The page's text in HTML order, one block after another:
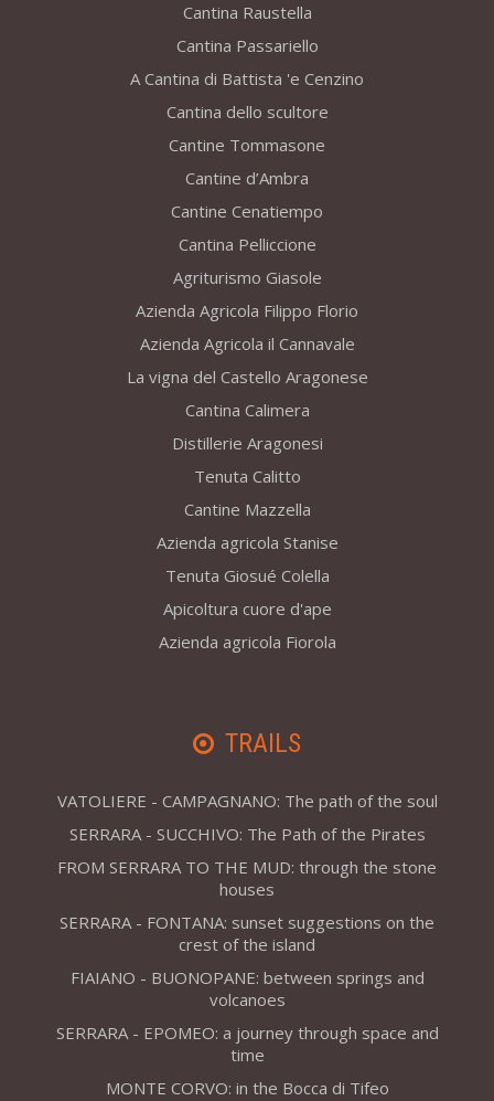
Cantina Raustella
Cantina Passariello
A Cantina di Battista 'e Cenzino
Cantina dello scultore
Cantine Tommasone
Cantine d’Ambra
Cantine Cenatiempo
Cantina Pelliccione
Agriturismo Giasole
Azienda Agricola Filippo Florio
Azienda Agricola il Cannavale
La vigna del Castello Aragonese
Cantina Calimera
Distillerie Aragonesi
Tenuta Calitto
Cantine Mazzella
Azienda agricola Stanise
Tenuta Giosué Colella
Apicoltura cuore d'ape
Azienda agricola Fiorola
TRAILS
VATOLIERE - CAMPAGNANO: The path of the soul
SERRARA - SUCCHIVO: The Path of the Pirates
FROM SERRARA TO THE MUD: through the stone
houses
SERRARA - FONTANA: sunset suggestions on the
crest of the island
FIAIANO - BUONOPANE: between springs and
volcanoes
SERRARA - EPOMEO: a journey through space and
time
MONTE CORVO: in the Bocca di Tifeo